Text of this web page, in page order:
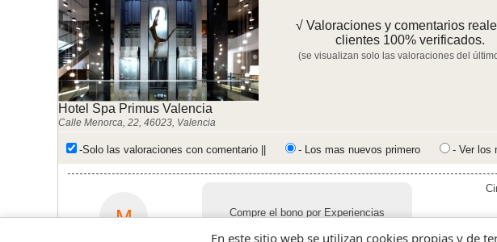
Hotel Spa Primus Valencia
Calle Menorca, 22, 46023, Valencia
√ Valoraciones y comentarios
clientes 100% verificados.
(se visualizan solo las valoraciones del
-Solo las valoraciones con comentario || - Los mas nuevos primero - Ver los
M
Compre el bono por Experiencias
Gracias a la chica que me atendió
En este sitio web se utilizan cookies propias y de